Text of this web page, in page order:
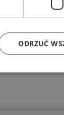
ODRZUĆ